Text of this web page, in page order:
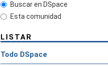
Buscar en DSpace
Esta comunidad
LISTAR
Todo DSpace